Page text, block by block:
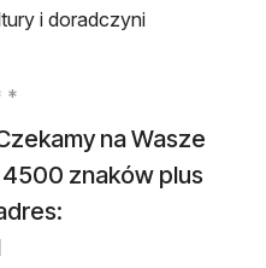
i doradczyni
na Wasze
znaków plus